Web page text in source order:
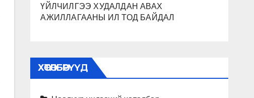
ҮЙЛЧИЛГЭЭ ХУДАЛДАН АВАХ
АЖИЛЛАГААНЫ ИЛ ТОД БАЙДАЛ
ХӨТӨЛБӨРҮҮД